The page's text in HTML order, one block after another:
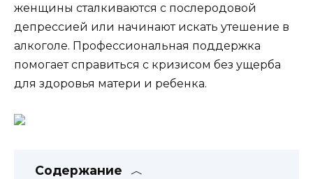
женщины сталкиваются с послеродовой
депрессией или начинают искать утешение в
алкоголе. Профессиональная поддержка
помогает справиться с кризисом без ущерба
для здоровья матери и ребенка.
Содержание